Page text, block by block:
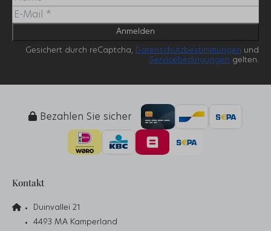
Anmelden
Gesichert durch reCaptcha, Datenschutzbestimmungen und
Servicebedingungen gelten.
Bezahlen Sie sicher
Kontakt
Duinvallei 21
4493 MA Kamperland